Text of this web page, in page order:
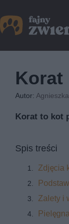
Korat
Autor:
Korat to kot
Spis treści
Zdjęcia
Zalety i